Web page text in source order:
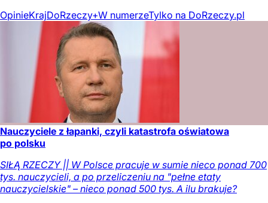
OpinieKrajDoRzeczy+W numerzeTylko na DoRzeczy.pl
Nauczyciele z łapanki, czyli katastrofa oświatowa
po polsku
SIŁĄ RZECZY || W Polsce pracuje w sumie nieco ponad 700
tys. nauczycieli, a po przeliczeniu na "pełne etaty
nauczycielskie" – nieco ponad 500 tys. A ilu brakuje?